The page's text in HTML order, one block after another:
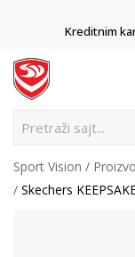
Kreditnim
Pretraži sajt...
Sport Vision
Skechers